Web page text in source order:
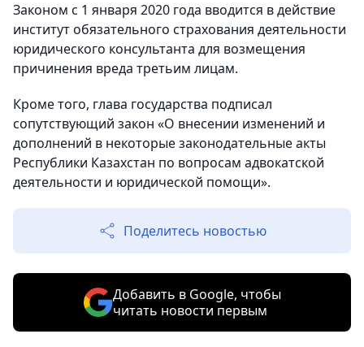
Законом с 1 января 2020 года вводится в действие
институт обязательного страхования деятельности
юридического консультанта для возмещения
причинения вреда третьим лицам.
Кроме того, глава государства подписал
сопутствующий закон «О внесении изменений и
дополнений в некоторые законодательные акты
Республики Казахстан по вопросам адвокатской
деятельности и юридической помощи».
Поделитесь новостью
Добавить в Google, чтобы
читать новости первым